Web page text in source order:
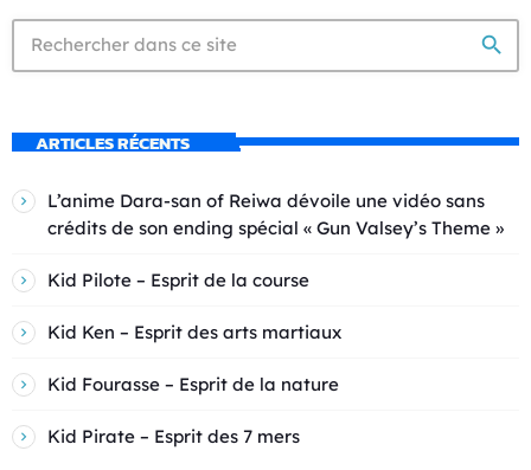
search
ARTICLES RÉCENTS
L’anime Dara-san of Reiwa dévoile une vidéo sans
crédits de son ending spécial « Gun Valsey’s Theme »
Kid Pilote – Esprit de la course
Kid Ken – Esprit des arts martiaux
Kid Fourasse – Esprit de la nature
Kid Pirate – Esprit des 7 mers